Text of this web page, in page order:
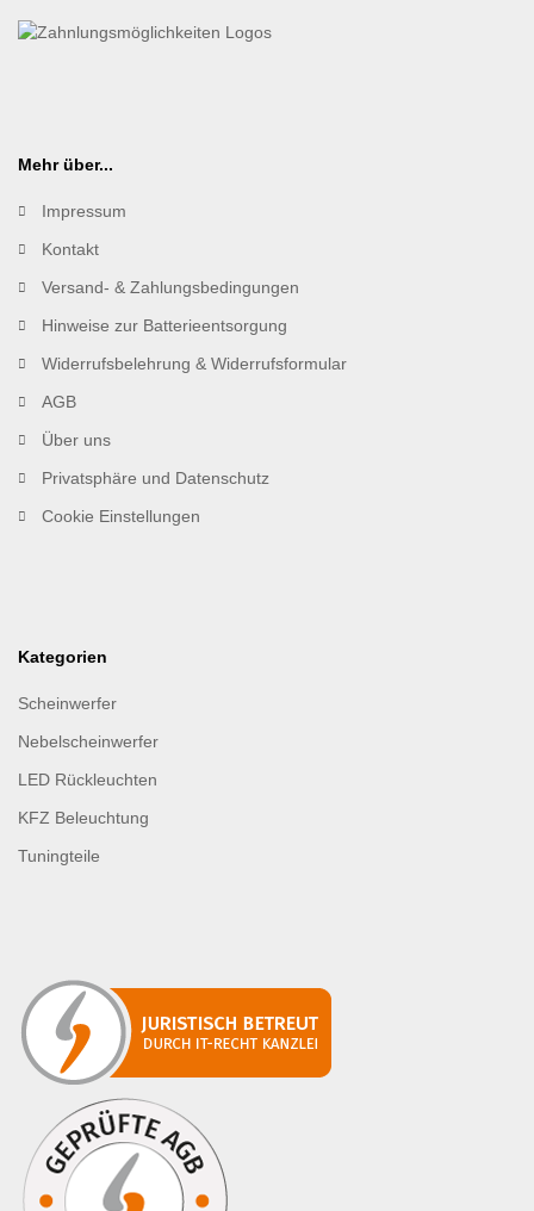
Mehr über...
Impressum
Kontakt
Versand- & Zahlungsbedingungen
Hinweise zur Batterieentsorgung
Widerrufsbelehrung & Widerrufsformular
AGB
Über uns
Privatsphäre und Datenschutz
Cookie Einstellungen
Kategorien
Scheinwerfer
Nebelscheinwerfer
LED Rückleuchten
KFZ Beleuchtung
Tuningteile